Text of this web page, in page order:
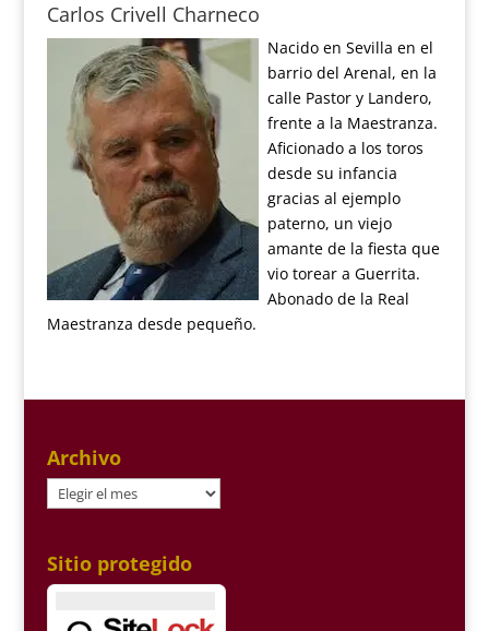
Carlos Crivell Charneco
Nacido en Sevilla en el
barrio del Arenal, en la
calle Pastor y Landero,
frente a la Maestranza.
Aficionado a los toros
desde su infancia
gracias al ejemplo
paterno, un viejo
amante de la fiesta que
vio torear a Guerrita.
Abonado de la Real
Maestranza desde pequeño.
Archivo
Archivo
Sitio protegido